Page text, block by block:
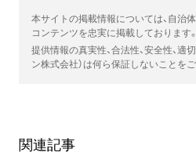
本サイトの掲載情報については、自治
コンテンツを忠実に掲載しております。
提供情報の真実性、合法性、安全性、適
ン株式会社）は何ら保証しないことを
関連記事